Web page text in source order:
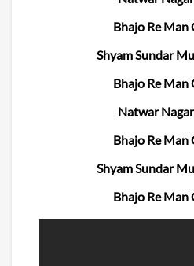
Bhajo Re Man
Shyam Sundar
Bhajo Re Man
Natwar
Bhajo Re Man
Shyam Sundar
Bhajo Re Man